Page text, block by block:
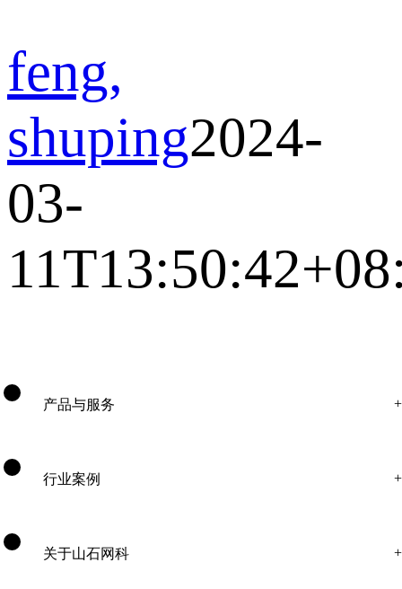
feng,
shuping2024-
03-
产品与服务
行业案例
关于山石网科